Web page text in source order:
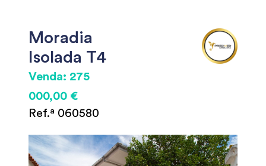
Moradia
Isolada T4
Venda: 275
000,00 €
Ref.ª 060580